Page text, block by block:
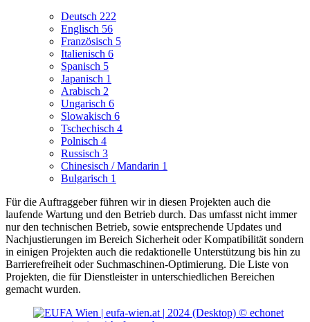
Deutsch 222
Englisch 56
Französisch 5
Italienisch 6
Spanisch 5
Japanisch 1
Arabisch 2
Ungarisch 6
Slowakisch 6
Tschechisch 4
Polnisch 4
Russisch 3
Chinesisch / Mandarin 1
Bulgarisch 1
Für die Auftraggeber führen wir in diesen Projekten auch die
laufende Wartung und den Betrieb durch. Das umfasst nicht immer
nur den technischen Betrieb, sowie entsprechende Updates und
Nachjustierungen im Bereich Sicherheit oder Kompatibilität sondern
in einigen Projekten auch die redaktionelle Unterstützung bis hin zu
Barrierefreiheit oder Suchmaschinen-Optimierung. Die Liste von
Projekten, die für Dienstleister in unterschiedlichen Bereichen
gemacht wurden.